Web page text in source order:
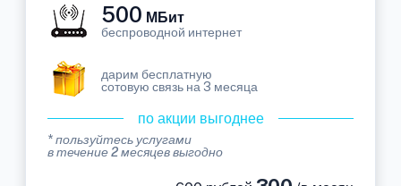
500 МБит
беспроводной интернет
дарим бесплатную
сотовую связь на 3 месяца
по акции выгоднее
* пользуйтесь услугами
в течение 2 месяцев выгодно